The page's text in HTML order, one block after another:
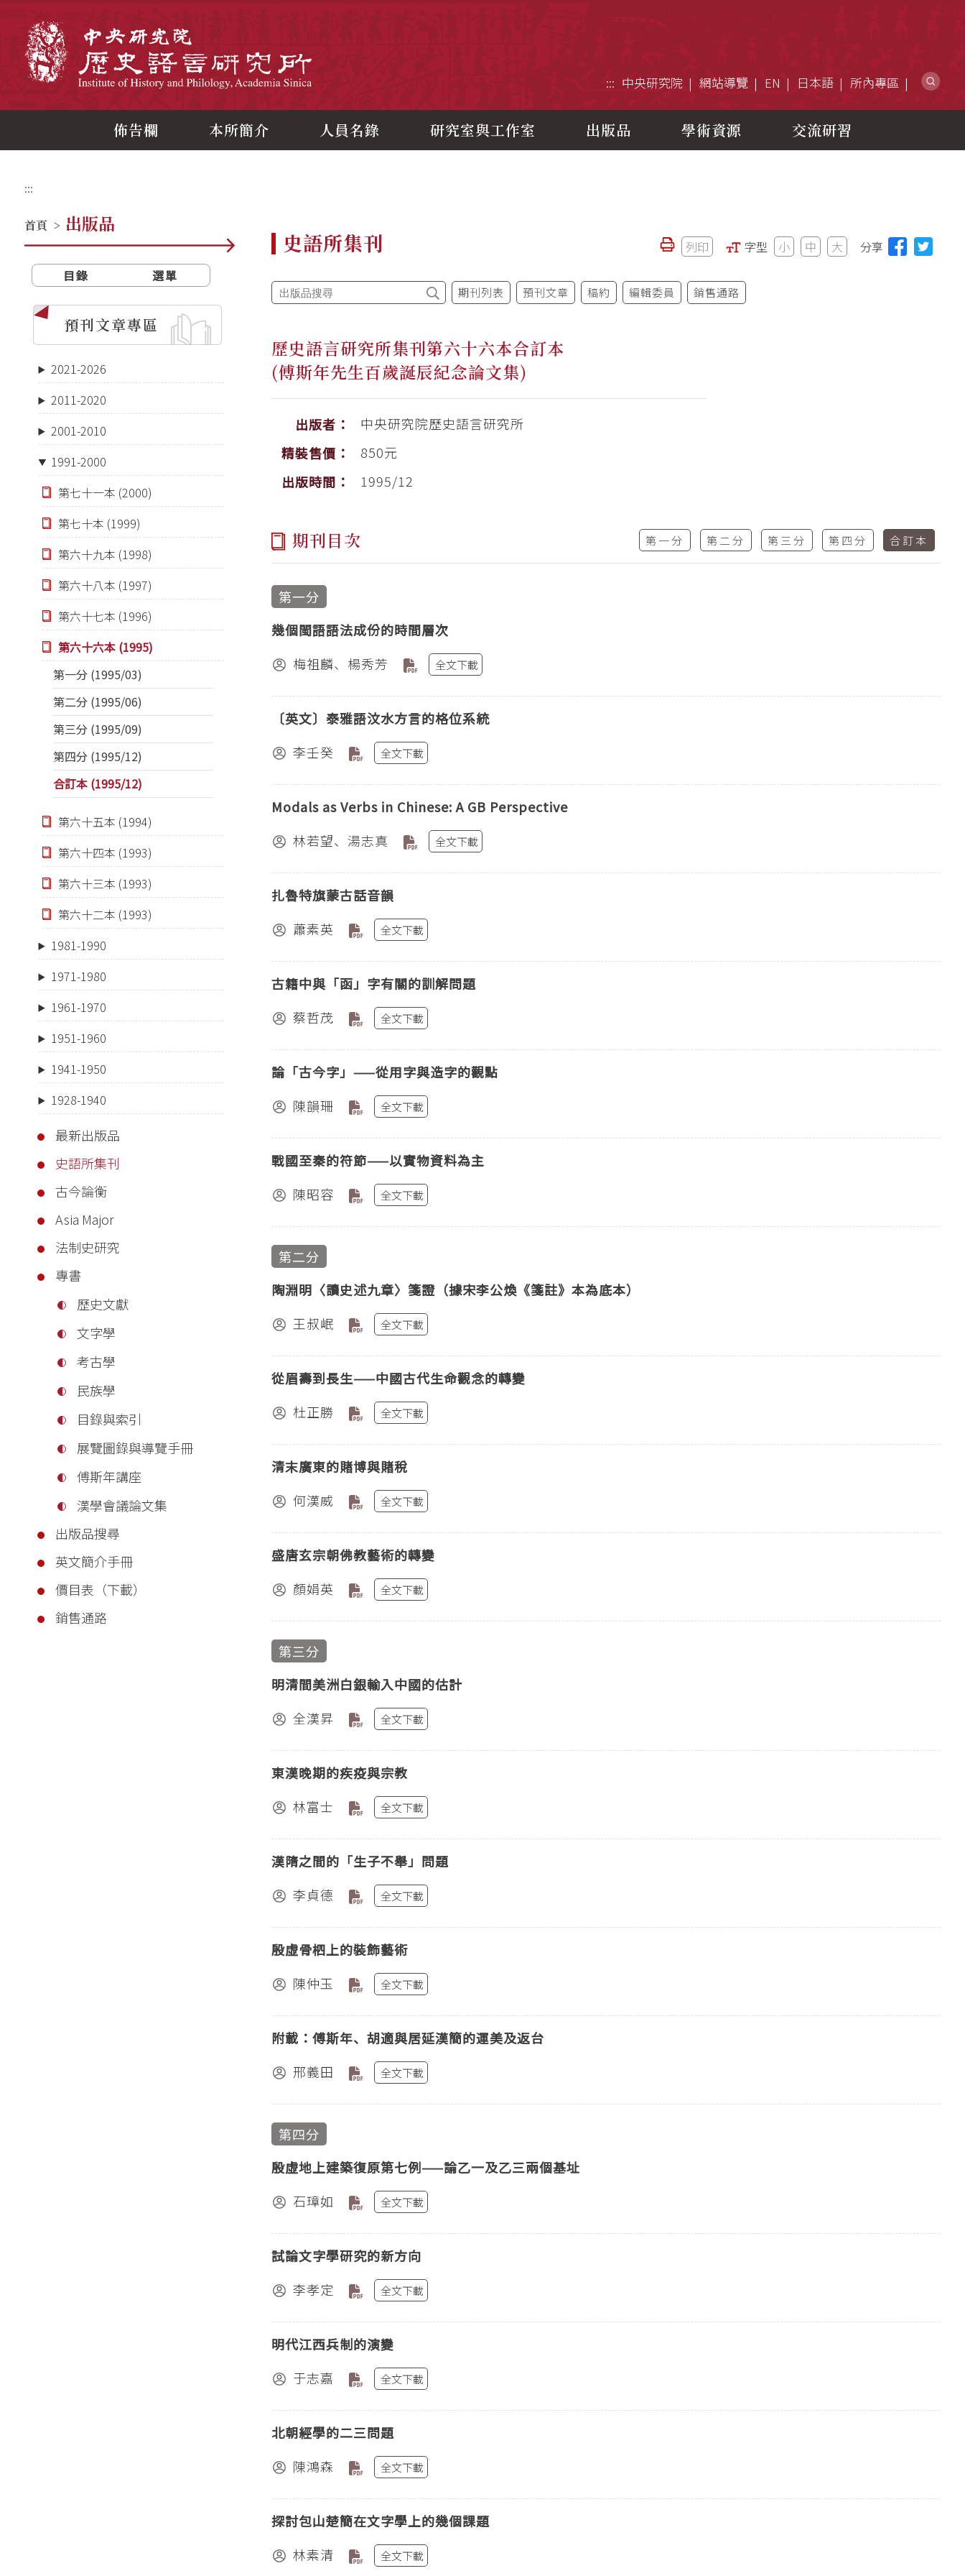
::: 中央研究院 網站導覽 EN 日本語 所內專區
佈告欄 本所簡介 人員名錄 研究室與工作室 出版品 學術資源 交流研習
:::
首頁 > 出版品
目錄 選單
預刊文章專區
2021-2026
2011-2020
2001-2010
1991-2000
第七十一本 (2000)
第七十本 (1999)
第六十九本 (1998)
第六十八本 (1997)
第六十七本 (1996)
第六十六本 (1995)
第一分 (1995/03)
第二分 (1995/06)
第三分 (1995/09)
第四分 (1995/12)
合訂本 (1995/12)
第六十五本 (1994)
第六十四本 (1993)
第六十三本 (1993)
第六十二本 (1993)
1981-1990
1971-1980
1961-1970
1951-1960
1941-1950
1928-1940
最新出版品
史語所集刊
古今論衡
Asia Major
法制史研究
專書
歷史文獻
文字學
考古學
民族學
目錄與索引
展覽圖錄與導覽手冊
傅斯年講座
漢學會議論文集
出版品搜尋
英文簡介手冊
價目表（下載）
銷售通路
史語所集刊 列印 字型 小 中 大 分享
期刊列表 預刊文章 稿約 編輯委員 銷售通路
歷史語言研究所集刊第六十六本合訂本
(傅斯年先生百歲誕辰紀念論文集)
出版者：
中央研究院歷史語言研究所
精裝售價：
850元
出版時間：
1995/12
期刊目次 第一分 第二分 第三分 第四分 合訂本
第一分
幾個閩語語法成份的時間層次
梅祖麟、楊秀芳
全文下載
〔英文〕泰雅語汶水方言的格位系統
李壬癸
全文下載
Modals as Verbs in Chinese: A GB Perspective
林若望、湯志真
全文下載
扎魯特旗蒙古話音韻
蕭素英
全文下載
古籍中與「函」字有關的訓解問題
蔡哲茂
全文下載
論「古今字」——從用字與造字的觀點
陳韻珊
全文下載
戰國至秦的符節——以實物資料為主
陳昭容
全文下載
第二分
陶淵明〈讀史述九章〉箋證（據宋李公煥《箋註》本為底本）
王叔岷
全文下載
從眉壽到長生——中國古代生命觀念的轉變
杜正勝
全文下載
清末廣東的賭博與賭稅
何漢威
全文下載
盛唐玄宗朝佛教藝術的轉變
顏娟英
全文下載
第三分
明清間美洲白銀輸入中國的估計
全漢昇
全文下載
東漢晚期的疾疫與宗教
林富士
全文下載
漢隋之間的「生子不舉」問題
李貞德
全文下載
殷虛骨柶上的裝飾藝術
陳仲玉
全文下載
附載：傅斯年、胡適與居延漢簡的運美及返台
邢義田
全文下載
第四分
殷虛地上建築復原第七例——論乙一及乙三兩個基址
石璋如
全文下載
試論文字學研究的新方向
李孝定
全文下載
明代江西兵制的演變
于志嘉
全文下載
北朝經學的二三問題
陳鴻森
全文下載
探討包山楚簡在文字學上的幾個課題
林素清
全文下載